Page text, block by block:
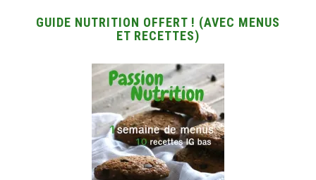
GUIDE NUTRITION OFFERT ! (AVEC MENUS
ET RECETTES)